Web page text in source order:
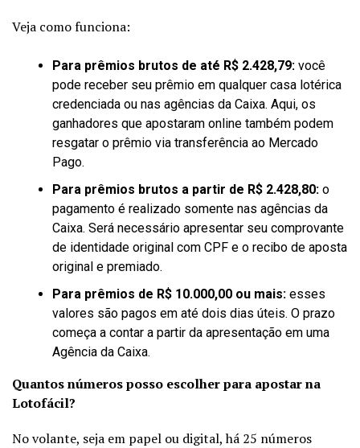
Veja como funciona:
Para prêmios brutos de até R$ 2.428,79: você
pode receber seu prêmio em qualquer casa lotérica
credenciada ou nas agências da Caixa. Aqui, os
ganhadores que apostaram online também podem
resgatar o prêmio via transferência ao Mercado
Pago.
Para prêmios brutos a partir de R$ 2.428,80: o
pagamento é realizado somente nas agências da
Caixa. Será necessário apresentar seu comprovante
de identidade original com CPF e o recibo de aposta
original e premiado.
Para prêmios de R$ 10.000,00 ou mais: esses
valores são pagos em até dois dias úteis. O prazo
começa a contar a partir da apresentação em uma
Agência da Caixa.
Quantos números posso escolher para apostar na
Lotofácil?
No volante, seja em papel ou digital, há 25 números